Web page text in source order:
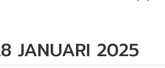
JANUARI 2025